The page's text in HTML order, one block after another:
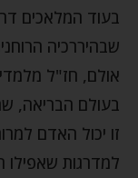
בעוד המלאכים
שבהיררכיה
אולם, חז"ל
בעולם הבריאה,
זו יכול האדם
למדרגות שאפילו